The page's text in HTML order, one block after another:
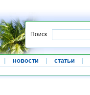
Поиск
новости статьи